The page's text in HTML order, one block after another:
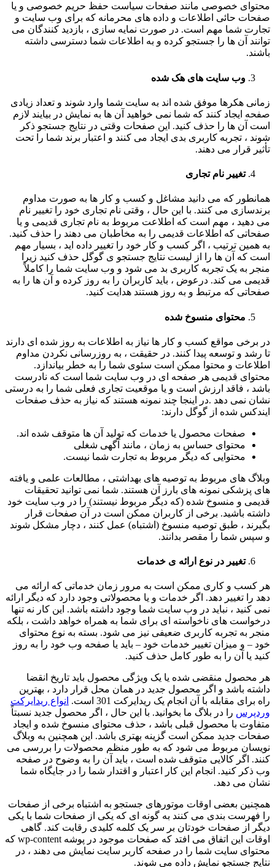
محتوای خصوصی مانند صفحات سیاست حفظ حریم خصوصی و یا
صفحات حائی اطلاعات و داده های محرمانه که برای وب سایت و
تجارت شما مهم است. در صورت نمایه سازی ، بازدید کنندگان می
توانند آن ها را جستجو کرده و به اطلاعات شما دسترسی داشته
باشند.
وب سایت های هک شده
زمانی هکرها موفق شده اند به سایت شما وارد شوند و تعداد زیادی
صفحه ایجاد کنند که شما نمی خواهید آن ها به نمایش در بیایند لازم
است آن ها را حذف کنید. این صفحات وقتی در نتایج جستجو ذکر
شوند ، تجربه کاربری بدی ایجاد می کنند و اعتبار برند شما را تحت
تأثیر قرار می دهند.
تغییر نام تجاری
همانطور که می دانید مشاغل و کسب و کار ها به صورت مداوم
برندسازی می کنند. با این حال ، وقتی نام تجاری خود را تغییر نام
می دهید ، مهم است که اطلاعت مربوط به نام تجاری قدیمی و یا
صفحاتی که اطلاعات قدیمی را به مخاطبان می دهند را حذف کنید.
به همین ترتیب ، اگر کسب و کار خود را تغییر داده اید ، بسیار مهم
است که آن ها را از لیست نتایج جستجو ی گوگل حذف کنید زیرا
منجر به یک تجربه کاربری بد می شود و وب سایت شما را کاملاً
قدیمی می کند. درعوض ، باید کاربران را به روز کرده و آن ها را به
صفحاتی که مرتبط و به روز هستند هدایت کنید.
محتوای منسوخ شده
در برخی مواقع کسب و کار ها نیاز به اطلاعات به روز شده ای دارند
تا رشد و توسعه پیدا کنند. در حقیقت ، به روزرسانی نکردن مداوم
اطلاعات و محتوا ممکن است سئوی شما را به خطر بیاندازد.
محتوای قدیمی هر صفحه ای در وب سایت شما است که نادرست
باشد ، فاقد ارزش است و یا موقعیت تجاری فعلی شما را به درستی
نشان نمی دهد .در اینجا چند نمونه هستند که نیاز به حذف صفحات
ایندکس شده از گوگل دارند:
صفحات محصول یا خدمات که تولید آن ها متوقف شده اند.
محتوای حساس به زمان ، مانند آگهی شغلی
محتوایی که دیگر مربوط به تجارت شما نیست.
وبلاگ های مربوط به توصیه های بهداشتی ، مطالعات علمی و یافته
های پزشکی نمونه های بارز آن هستند. شما نمی توانید تحقیقات
قدیمی و منسوخ شده (که دیگر مربوط نیستند) را در وب سایت خود
داشته باشید. برخی از کاربران ممکن است در آن صفحات قرار
بگیرند ، طبق توصیه منسوخ (اشتباه) عمل کنند ، دچار مشکل شوند
و سپس شما را مقصر بدانند.
تغییر در نوع ارائه ی خدمات
هر کسب و کاری ممکن است به مرور زمان خدماتی که ارائه می
دهد را تغییر دهد. اگر خدمات و یا محصولاتی وجود دارد که دیگر ارائه
نمی کنید ، نباید در وب سایت شما وجود داشته باشد. این کار نه تنها
درخواست های ناخواسته ای برای شما به همراه خواهد داشت ، بلکه
منجر به تجربه کاربری ضعیفی نیز می شود. بسته به نوع محتوای
خود – و میزان تغییر خدمات خود – باید یا صفحه وب خود را به روز
کنید یا آن را به طور کامل حذف کنید.
هر محصول منقضی شده یا یک ویژگی محصول باید تاریخ انقضا
داشته باشد و اگر محصول جدید در همان محل قرار دارد ، بهترین
راه برای مقابله با آن انجام یک ریدایرکت 301 است.
انواع ریدایرکت
وردپرس را در بلاگ ما بخوانید. با این حال ، اگر محصول جدید نسبتاً
متفاوت با محصول قبلی باشد ، حذف محتوای منسوخ شده و ایجاد
صفحات جدید ممکن است گزینه بهتری باشد. این همچنین به وبلاگ
نویسان مربوط می شود که به طور منظم محصولات را بررسی می
کنند. اگر کالایی متوقف شده است ، باید آن را به وضوح در صفحه
وب ذکر کنید. انجام این کار اعتبار و اقتدار شما را در جایگاه شما
نشان می دهد.
همچنین بعضی اوقات موتورهای جستجو به اشتباه برخی از صفحات
را فهرست بندی می کنند به گونه ای که یکی از صفحات شما با یکی
دیگر از صفحات خودتان بر سر یک کلمه کلیدی رقابت کند. گاهی
اوقات این اتفاق می افتد که صفحات موجود در پوشه wp-content که
محتوای سایت شما را در صفحه کاربر سایت نمایش می دهند ، در
نتایج جستجو نمایش داده می شوند.